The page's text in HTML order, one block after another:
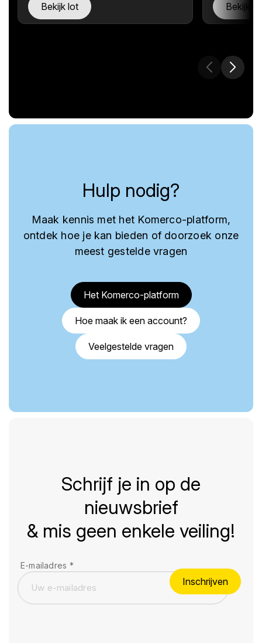
Bekijk lot Bekijk
Hulp nodig?
Maak kennis met het Komerco-platform,
ontdek hoe je kan bieden of doorzoek onze
meest gestelde vragen
Het Komerco-platform
Hoe maak ik een account?
Veelgestelde vragen
Schrijf je in op de
nieuwsbrief
& mis geen enkele veiling!
E-mailadres *
Inschrijven